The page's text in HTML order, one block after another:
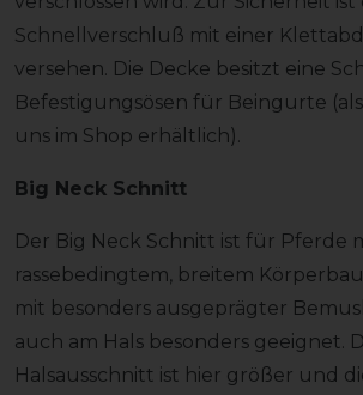
Schnellverschluß mit einer
versehen. Die Decke besitzt eine
Befestigungsösen für Beingurte
uns im Shop erhältlich).
Big Neck Schnitt
Der Big Neck Schnitt ist für Pferde
rassebedingtem, breitem
mit besonders ausgeprägter
auch am Hals besonders geeignet.
Halsausschnitt ist hier größer und